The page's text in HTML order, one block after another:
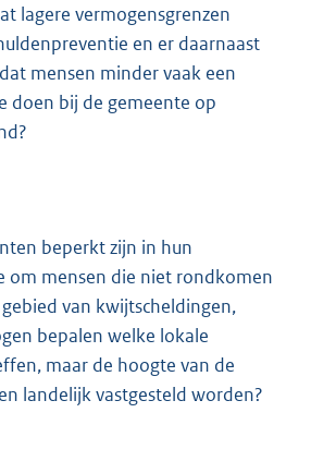
lagere vermogensgrenzen
en er daarnaast
mensen minder vaak een
doen bij de gemeente op
beperkt zijn in hun
om mensen die niet rondkomen
van kwijtscheldingen,
bepalen welke lokale
maar de hoogte van de
landelijk vastgesteld worden?